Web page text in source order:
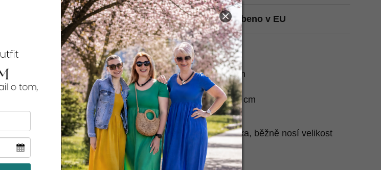
Rozměry:
v pase v klidu - natažené:2x38-58 cm
přes boky v klidu - natažené:2x65-75 cm
výška sedu:52-63 cm
šířka stehna v klidu - natažené:2x39-44 cm
celková délka: 105 cm
Tento model pro tebe nafotila naše Raduška, běžně nosí velikost
L/XL a její míry najdešzde .
99% spokojenost na Heurece Vyrobeno v EU